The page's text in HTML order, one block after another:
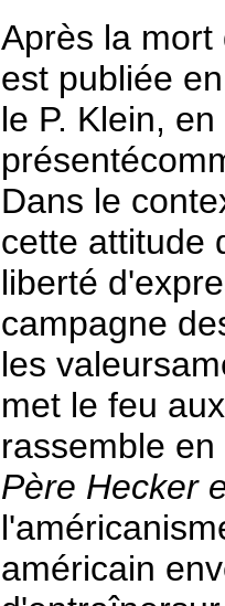
Après la mort
est publiée
le P. Klein,
Dans le
cette attitude
liberté
campagne
les
met le feu
rassemble
Père Hecker
américain